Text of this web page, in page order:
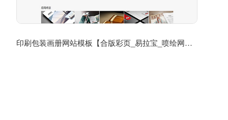
印刷包装画册网站模板【合版彩页_易拉宝_喷绘网站模板】